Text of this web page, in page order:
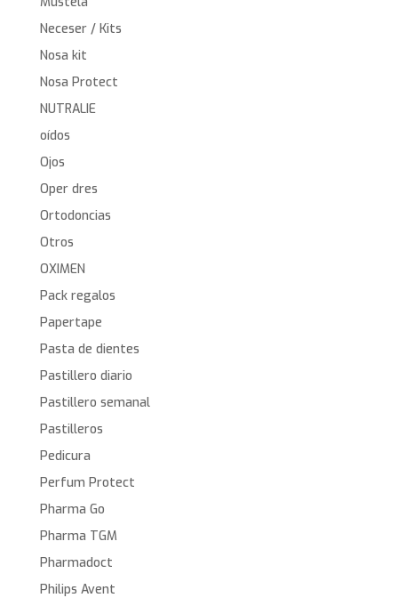
Neceser / Kits
Nosa kit
Nosa Protect
NUTRALIE
oídos
Ojos
Oper dres
Ortodoncias
Otros
OXIMEN
Pack regalos
Papertape
Pasta de dientes
Pastillero diario
Pastillero semanal
Pastilleros
Pedicura
Perfum Protect
Pharma Go
Pharma TGM
Pharmadoct
Philips Avent